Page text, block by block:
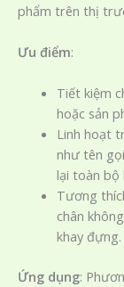
phẩm trên thị
Ưu điểm:
Tiết kiệm
hoặc sản
Linh hoạt
như tên
lại toàn bộ
Tương
chân
khay đựng.
Ứng dụng: